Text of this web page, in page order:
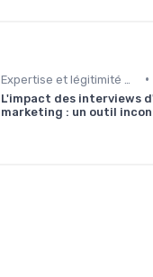
•
L'impact des interviews
marketing : un outil